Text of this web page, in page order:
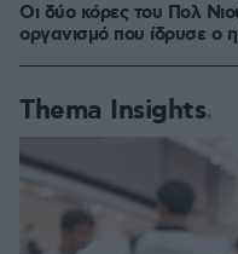
Οι δύο κόρες του Πολ
οργανισμό που ίδρυσε ο
Thema Insights